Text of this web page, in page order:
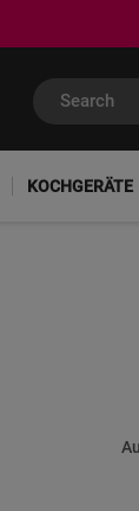
KOCHGERÄTE